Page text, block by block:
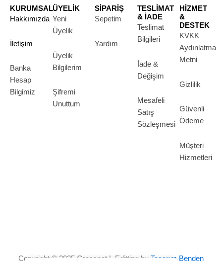
KURUMSAL
Hakkımızda
İletişim
Banka
Hesap
Bilgimiz
ÜYELİK
Yeni
Üyelik
Üyelik
Bilgilerim
Şifremi
Unuttum
SİPARİŞ
Sepetim
Yardım
TESLİMAT
& İADE
Teslimat
Bilgileri
İade &
Değişim
Mesafeli
Satış
Sözleşmesi
HİZMET
&
DESTEK
KVKK
Aydınlatma
Metni
Gizlilik
Güvenli
Ödeme
Müşteri
Hizmetleri
Copyright © 2025 Grosspot | Editting by Tasarım Benden